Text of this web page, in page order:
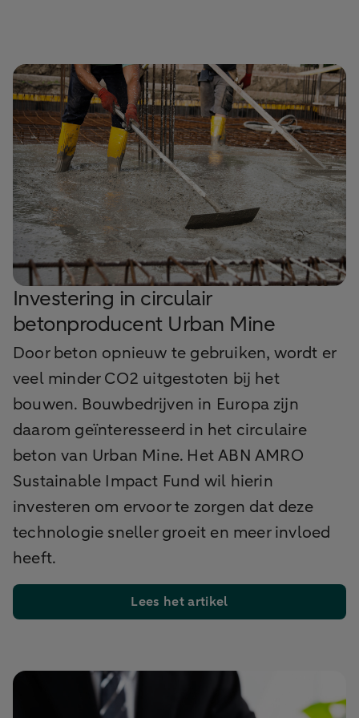
Investering in circulair
betonproducent Urban Mine
Door beton opnieuw te gebruiken, wordt er
veel minder CO2 uitgestoten bij het
bouwen. Bouwbedrijven in Europa zijn
daarom geïnteresseerd in het circulaire
beton van Urban Mine. Het ABN AMRO
Sustainable Impact Fund wil hierin
investeren om ervoor te zorgen dat deze
technologie sneller groeit en meer invloed
heeft.
Lees het artikel